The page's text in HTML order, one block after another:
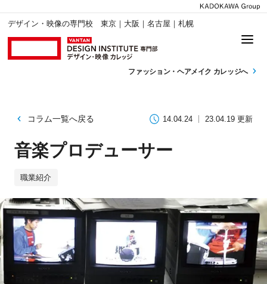
デザイン・映像の専門校 東京｜大阪｜名古屋｜札幌
ファッション・ ヘアメイク カレッジへ
コラム一覧へ戻る 14.04.24 23.04.19 更新
音楽プロデューサー
職業紹介